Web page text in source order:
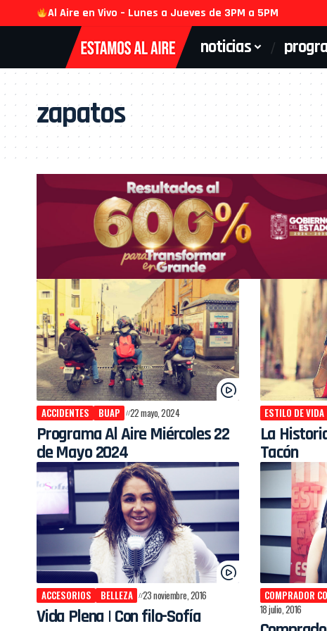
Al Aire en Vivo – Lunes a Jueves de 3PM a 5PM
noticias
zapatos
ACCIDENTES BUAP 22 mayo, 2024
Programa Al Aire Miércoles 22
de Mayo 2024
ESTILO DE VIDA
La
Tacón
ACCESORIOS BELLEZA 23 noviembre, 2016
Vida Plena | Con filo-Sofía
COMPRADOR
18 julio, 2016